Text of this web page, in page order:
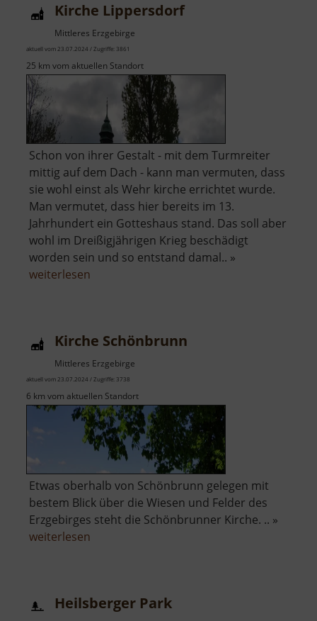
Kirche Lippersdorf
Mittleres Erzgebirge
aktuell vom 23.07.2024 / Zugriffe: 3861
25 km vom aktuellen Standort
Schon von ihrer Gestalt - mit dem Turmreiter
mittig auf dem Dach - kann man vermuten, dass
sie wohl einst als Wehr kirche errichtet wurde.
Man vermutet, dass hier bereits im 13.
Jahrhundert ein Gotteshaus stand. Das soll aber
wohl im Dreißigjährigen Krieg beschädigt
worden sein und so entstand damal.. »
weiterlesen
Kirche Schönbrunn
Mittleres Erzgebirge
aktuell vom 23.07.2024 / Zugriffe: 3738
6 km vom aktuellen Standort
Etwas oberhalb von Schönbrunn gelegen mit
bestem Blick über die Wiesen und Felder des
Erzgebirges steht die Schönbrunner Kirche. .. »
weiterlesen
Heilsberger Park